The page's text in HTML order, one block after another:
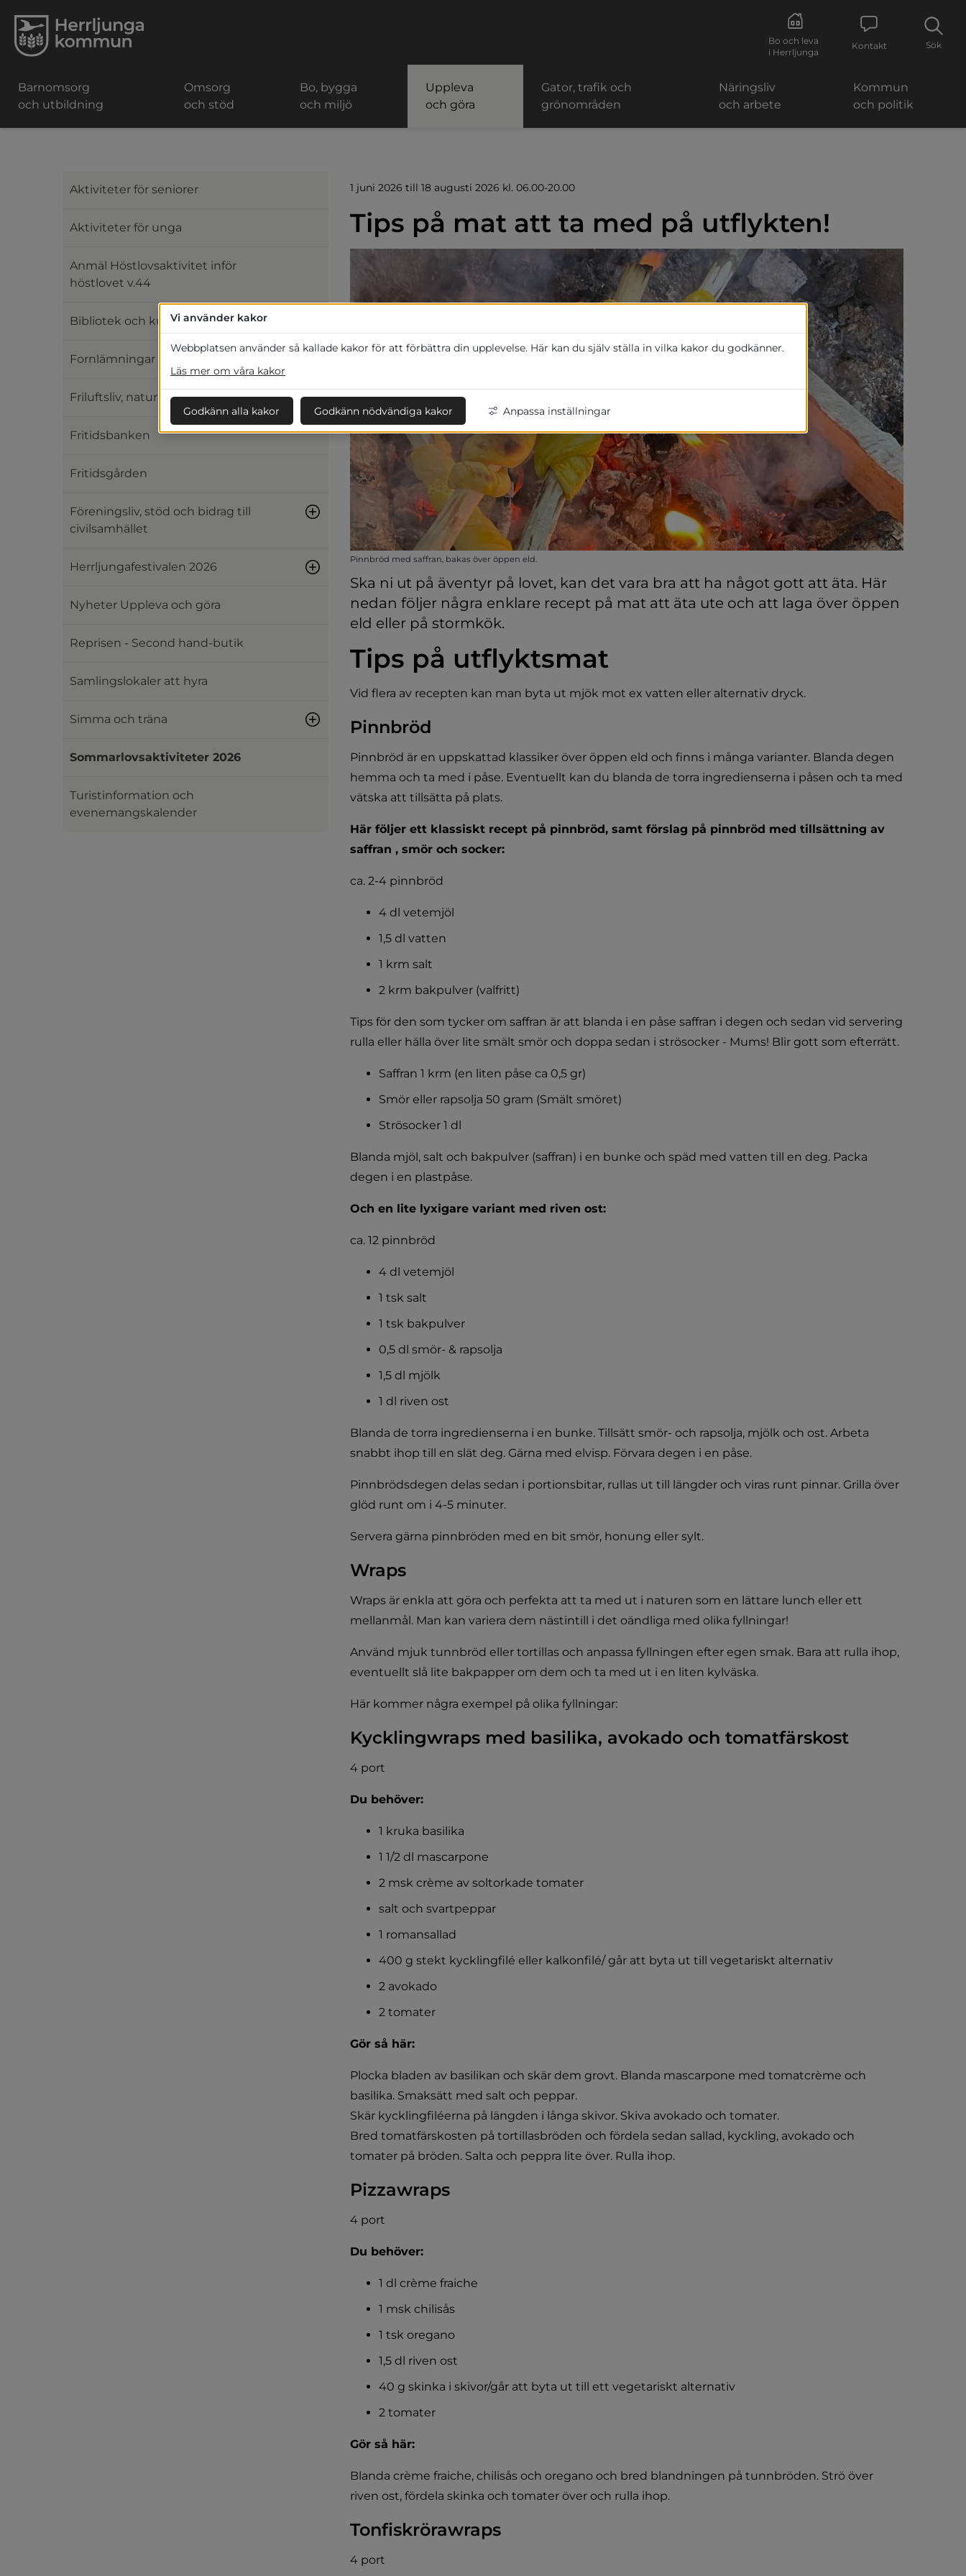
Bo och leva
i Herrljunga
Kontakt Sök
Barnomsorg
och utbildning
Omsorg
och stöd
Bo, bygga
och miljö
Uppleva
och göra
Gator, trafik och
grönområden
Näringsliv
och arbete
Kommun
och politik
Aktiviteter för seniorer
Aktiviteter för unga
Anmäl Höstlovsaktivitet inför
höstlovet v.44
Bibliotek och kultur
Fornlämningar och hembygd
Friluftsliv, natur, bad och vandring
Fritidsbanken
Fritidsgården
Föreningsliv, stöd och bidrag till
civilsamhället
Herrljungafestivalen 2026
Nyheter Uppleva och göra
Reprisen - Second hand-butik
Samlingslokaler att hyra
Simma och träna
Sommarlovsaktiviteter 2026
Turistinformation och
evenemangskalender
1 juni 2026 till 18 augusti 2026 kl. 06.00-20.00
Tips på mat att ta med på utflykten!
Pinnbröd med saffran, bakas över öppen eld.
Ska ni ut på äventyr på lovet, kan det vara bra att ha något gott att äta. Här
nedan följer några enklare recept på mat att äta ute och att laga över öppen
eld eller på stormkök.
Tips på utflyktsmat
Vid flera av recepten kan man byta ut mjök mot ex vatten eller alternativ dryck.
Pinnbröd
Pinnbröd är en uppskattad klassiker över öppen eld och finns i många varianter. Blanda degen
hemma och ta med i påse. Eventuellt kan du blanda de torra ingredienserna i påsen och ta med
vätska att tillsätta på plats.
Här följer ett klassiskt recept på pinnbröd, samt förslag på pinnbröd med tillsättning av
saffran , smör och socker:
ca. 2-4 pinnbröd
4 dl vetemjöl
1,5 dl vatten
1 krm salt
2 krm bakpulver (valfritt)
Tips för den som tycker om saffran är att blanda i en påse saffran i degen och sedan vid servering
rulla eller hälla över lite smält smör och doppa sedan i strösocker - Mums! Blir gott som efterrätt.
Saffran 1 krm (en liten påse ca 0,5 gr)
Smör eller rapsolja 50 gram (Smält smöret)
Strösocker 1 dl
Blanda mjöl, salt och bakpulver (saffran) i en bunke och späd med vatten till en deg. Packa
degen i en plastpåse.
Och en lite lyxigare variant med riven ost:
ca. 12 pinnbröd
4 dl vetemjöl
1 tsk salt
1 tsk bakpulver
0,5 dl smör- & rapsolja
1,5 dl mjölk
1 dl riven ost
Blanda de torra ingredienserna i en bunke. Tillsätt smör- och rapsolja, mjölk och ost. Arbeta
snabbt ihop till en slät deg. Gärna med elvisp. Förvara degen i en påse.
Pinnbrödsdegen delas sedan i portionsbitar, rullas ut till längder och viras runt pinnar. Grilla över
glöd runt om i 4-5 minuter.
Servera gärna pinnbröden med en bit smör, honung eller sylt.
Wraps
Wraps är enkla att göra och perfekta att ta med ut i naturen som en lättare lunch eller ett
mellanmål. Man kan variera dem nästintill i det oändliga med olika fyllningar!
Använd mjuk tunnbröd eller tortillas och anpassa fyllningen efter egen smak. Bara att rulla ihop,
eventuellt slå lite bakpapper om dem och ta med ut i en liten kylväska.
Här kommer några exempel på olika fyllningar:
Kycklingwraps med basilika, avokado och tomatfärskost
4 port
Du behöver:
1 kruka basilika
1 1/2 dl mascarpone
2 msk crème av soltorkade tomater
salt och svartpeppar
1 romansallad
400 g stekt kycklingfilé eller kalkonfilé/ går att byta ut till vegetariskt alternativ
2 avokado
2 tomater
Gör så här:
Plocka bladen av basilikan och skär dem grovt. Blanda mascarpone med tomatcrème och
basilika. Smaksätt med salt och peppar.
Skär kycklingfiléerna på längden i långa skivor. Skiva avokado och tomater.
Bred tomatfärskosten på tortillasbröden och fördela sedan sallad, kyckling, avokado och
tomater på bröden. Salta och peppra lite över. Rulla ihop.
Pizzawraps
4 port
Du behöver:
1 dl crème fraiche
1 msk chilisås
1 tsk oregano
1,5 dl riven ost
40 g skinka i skivor/går att byta ut till ett vegetariskt alternativ
2 tomater
Gör så här:
Blanda crème fraiche, chilisås och oregano och bred blandningen på tunnbröden. Strö över
riven ost, fördela skinka och tomater över och rulla ihop.
Tonfiskrörawraps
4 port
Vi använder kakor
Webbplatsen använder så kallade kakor för att förbättra din upplevelse. Här kan du själv ställa in vilka kakor du godkänner.
Läs mer om våra kakor
Godkänn alla kakor Godkänn nödvändiga kakor Anpassa inställningar